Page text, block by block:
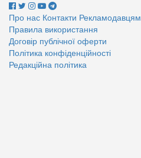
Про нас Контакти Рекламодавцям
Правила використання
Договір публічної оферти
Політика конфіденційності
Редакційна політика